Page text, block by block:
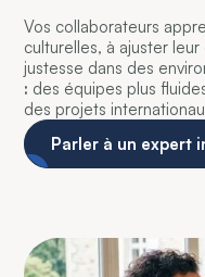
Vos collaborateurs
culturelles, à ajuster
justesse dans des
: des équipes plus
des projets
Parler à un expert